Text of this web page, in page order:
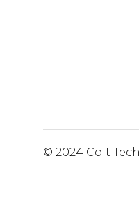
© 2024 Colt